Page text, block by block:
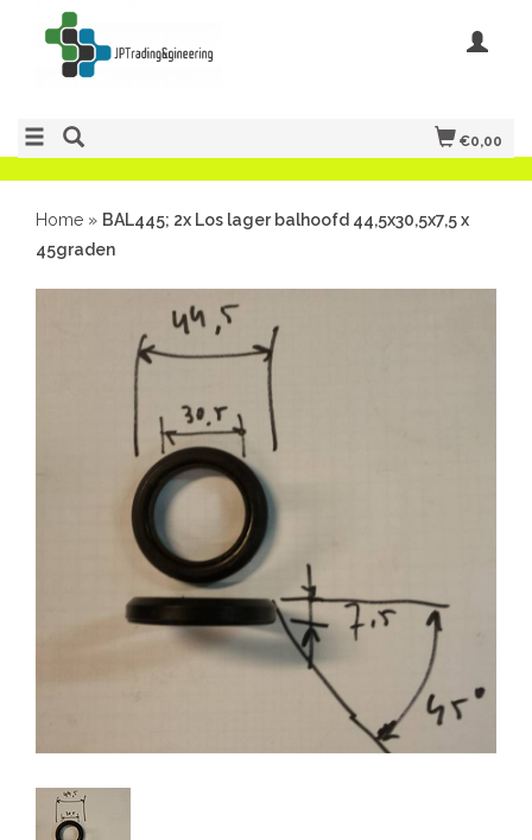
€0,00
Home » BAL445; 2x Los lager balhoofd 44,5x30,5x7,5 x
45graden